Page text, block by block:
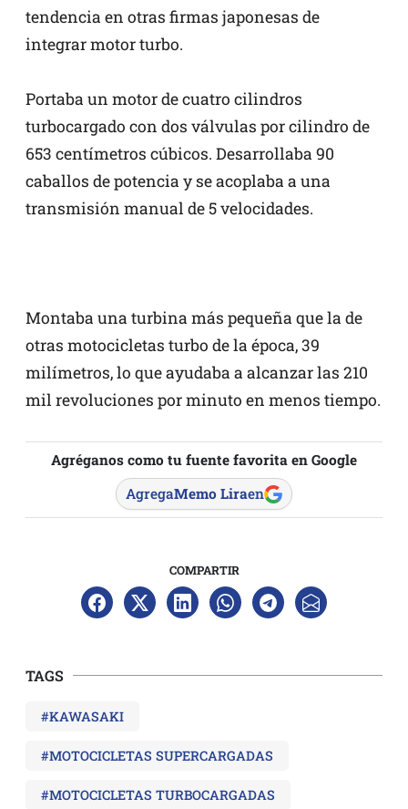
tendencia en otras firmas japonesas de
integrar motor turbo.
Portaba un motor de cuatro cilindros
turbocargado con dos válvulas por cilindro de
653 centímetros cúbicos. Desarrollaba 90
caballos de potencia y se acoplaba a una
transmisión manual de 5 velocidades.
Montaba una turbina más pequeña que la de
otras motocicletas turbo de la época, 39
milímetros, lo que ayudaba a alcanzar las 210
mil revoluciones por minuto en menos tiempo.
Agréganos como tu fuente favorita en Google
AgregaMemo Liraen
COMPARTIR
TAGS
#KAWASAKI
#MOTOCICLETAS SUPERCARGADAS
#MOTOCICLETAS TURBOCARGADAS